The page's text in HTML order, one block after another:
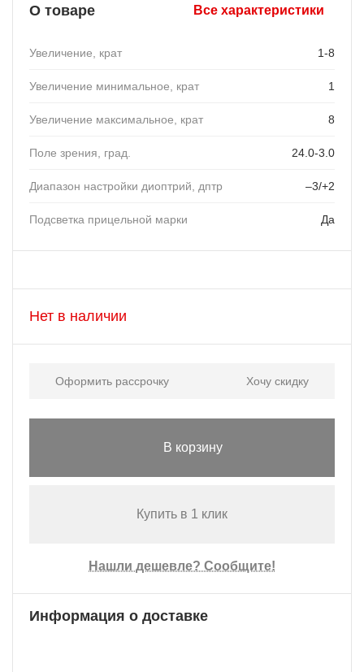
О товаре Все характеристики
Увеличение, крат 1-8
Увеличение минимальное, крат 1
Увеличение максимальное, крат 8
Поле зрения, град. 24.0-3.0
Диапазон настройки диоптрий, дптр –3/+2
Подсветка прицельной марки Да
Нет в наличии
Оформить рассрочку Хочу скидку
В корзину
Купить в 1 клик
Нашли дешевле? Сообщите!
Информация о доставке